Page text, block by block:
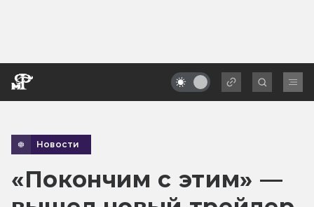
Новости
«Покончим с этим» —